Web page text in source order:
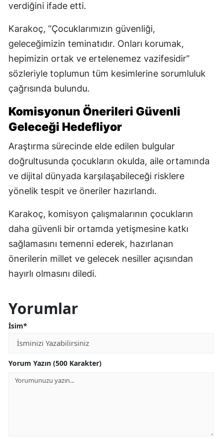
verdiğini ifade etti.
Karakoç, “Çocuklarımızın güvenliği,
geleceğimizin teminatıdır. Onları korumak,
hepimizin ortak ve ertelenemez vazifesidir”
sözleriyle toplumun tüm kesimlerine sorumluluk
çağrısında bulundu.
Komisyonun Önerileri Güvenli
Geleceği Hedefliyor
Araştırma sürecinde elde edilen bulgular
doğrultusunda çocukların okulda, aile ortamında
ve dijital dünyada karşılaşabileceği risklere
yönelik tespit ve öneriler hazırlandı.
Karakoç, komisyon çalışmalarının çocukların
daha güvenli bir ortamda yetişmesine katkı
sağlamasını temenni ederek, hazırlanan
önerilerin millet ve gelecek nesiller açısından
hayırlı olmasını diledi.
Yorumlar
İsim*
Yorum Yazın (500 Karakter)